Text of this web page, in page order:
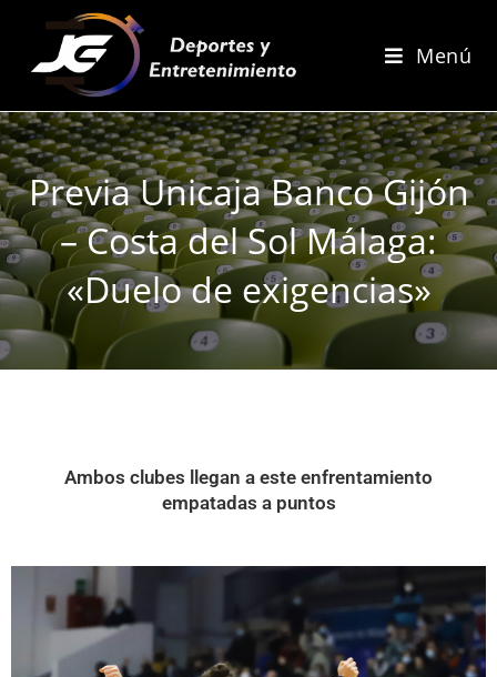
Menú
Previa Unicaja Banco Gijón
– Costa del Sol Málaga:
«Duelo de exigencias»
Ambos clubes llegan a este enfrentamiento
empatadas a puntos